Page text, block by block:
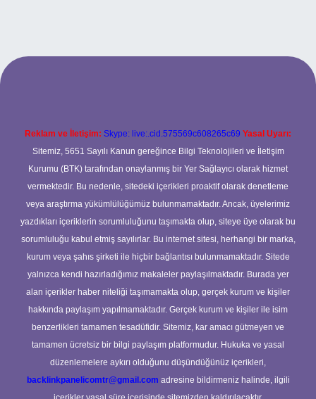
Reklam ve İletişim: Skype: live:.cid.575569c608265c69 Yasal Uyarı:
Sitemiz, 5651 Sayılı Kanun gereğince Bilgi Teknolojileri ve İletişim
Kurumu (BTK) tarafından onaylanmış bir Yer Sağlayıcı olarak hizmet
vermektedir. Bu nedenle, sitedeki içerikleri proaktif olarak denetleme
veya araştırma yükümlülüğümüz bulunmamaktadır. Ancak, üyelerimiz
yazdıkları içeriklerin sorumluluğunu taşımakta olup, siteye üye olarak bu
sorumluluğu kabul etmiş sayılırlar. Bu internet sitesi, herhangi bir marka,
kurum veya şahıs şirketi ile hiçbir bağlantısı bulunmamaktadır. Sitede
yalnızca kendi hazırladığımız makaleler paylaşılmaktadır. Burada yer
alan içerikler haber niteliği taşımamakta olup, gerçek kurum ve kişiler
hakkında paylaşım yapılmamaktadır. Gerçek kurum ve kişiler ile isim
benzerlikleri tamamen tesadüfidir. Sitemiz, kar amacı gütmeyen ve
tamamen ücretsiz bir bilgi paylaşım platformudur. Hukuka ve yasal
düzenlemelere aykırı olduğunu düşündüğünüz içerikleri,
backlinkpanelicomtr@gmail.com adresine bildirmeniz halinde, ilgili